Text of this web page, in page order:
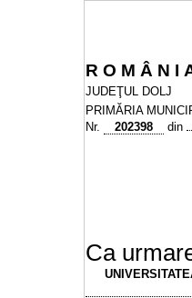
R O M Â N I
JUDEŢUL DOLJ
PRIMĂRIA
Nr.
202398 din
Ca